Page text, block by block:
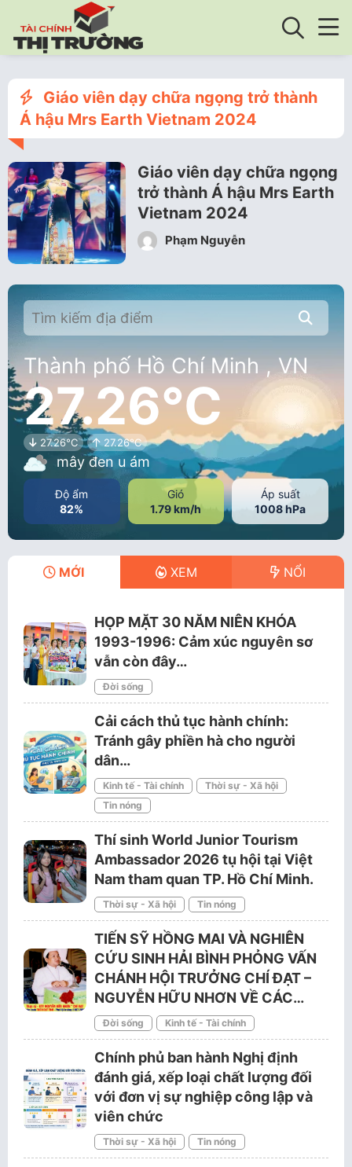
Giáo viên dạy chữa ngọng trở thành
Á hậu Mrs Earth Vietnam 2024
Giáo viên dạy chữa ngọng
trở thành Á hậu Mrs Earth
Vietnam 2024
Phạm Nguyễn
Thành phố Hồ Chí Minh , VN
27.26°C
27.26°C 27.26°C
mây đen u ám
Độ ẩm
82%
Gió
1.79 km/h
Áp suất
1008 hPa
MỚI XEM NỔI
HỌP MẶT 30 NĂM NIÊN KHÓA
1993-1996: Cảm xúc nguyên sơ
vẫn còn đây…
Đời sống
Cải cách thủ tục hành chính:
Tránh gây phiền hà cho người
dân…
Kinh tế - Tài chính
Thời sự - Xã hội
Tin nóng
Thí sinh World Junior Tourism
Ambassador 2026 tụ hội tại Việt
Nam tham quan TP. Hồ Chí Minh.
Thời sự - Xã hội Tin nóng
TIẾN SỸ HỒNG MAI VÀ NGHIÊN
CỨU SINH HẢI BÌNH PHỎNG VẤN
CHÁNH HỘI TRƯỞNG CHÍ ĐẠT –
NGUYỄN HỮU NHƠN VỀ CÁC…
Đời sống Kinh tế - Tài chính
Chính phủ ban hành Nghị định
đánh giá, xếp loại chất lượng đối
với đơn vị sự nghiệp công lập và
viên chức
Thời sự - Xã hội Tin nóng